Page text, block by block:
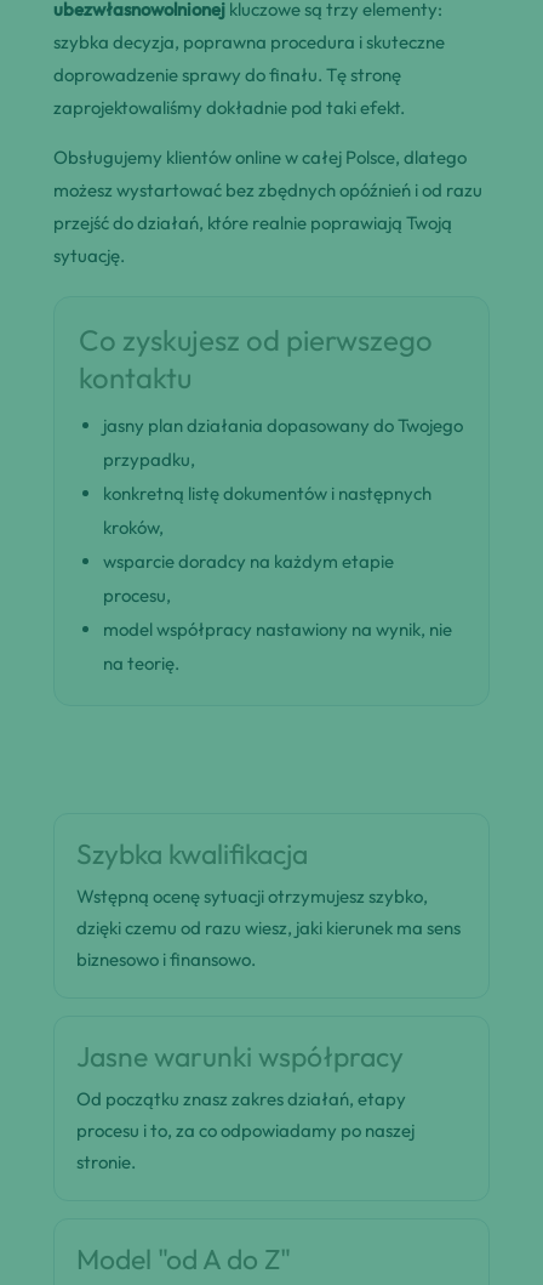
ubezwłasnowolnionej kluczowe są trzy elementy:
szybka decyzja, poprawna procedura i skuteczne
doprowadzenie sprawy do finału. Tę stronę
zaprojektowaliśmy dokładnie pod taki efekt.
Obsługujemy klientów online w całej Polsce, dlatego
możesz wystartować bez zbędnych opóźnień i od razu
przejść do działań, które realnie poprawiają Twoją
sytuację.
Co zyskujesz od pierwszego
kontaktu
jasny plan działania dopasowany do Twojego
przypadku,
konkretną listę dokumentów i następnych
kroków,
wsparcie doradcy na każdym etapie
procesu,
model współpracy nastawiony na wynik, nie
na teorię.
Szybka kwalifikacja
Wstępną ocenę sytuacji otrzymujesz szybko,
dzięki czemu od razu wiesz, jaki kierunek ma sens
biznesowo i finansowo.
Jasne warunki współpracy
Od początku znasz zakres działań, etapy
procesu i to, za co odpowiadamy po naszej
stronie.
Model "od A do Z"